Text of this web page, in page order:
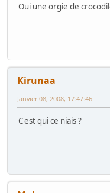
Oui une orgie de
Kirunaa
Janvier 08, 2008, 17:47:46
C'est qui ce niais ?